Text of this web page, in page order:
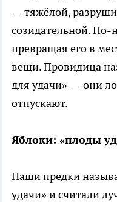
— тяжёлой,
созидательной. По-
превращая его в
вещи. Провидица
для удачи» — они
отпускают.
Яблоки: «плоды
Наши предки
удачи» и считали